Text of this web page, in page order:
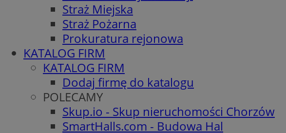
Straż Miejska
Straż Pożarna
Prokuratura rejonowa
KATALOG FIRM
KATALOG FIRM
Dodaj firmę do katalogu
POLECAMY
Skup.io - Skup nieruchomości Chorzów
SmartHalls.com - Budowa Hal